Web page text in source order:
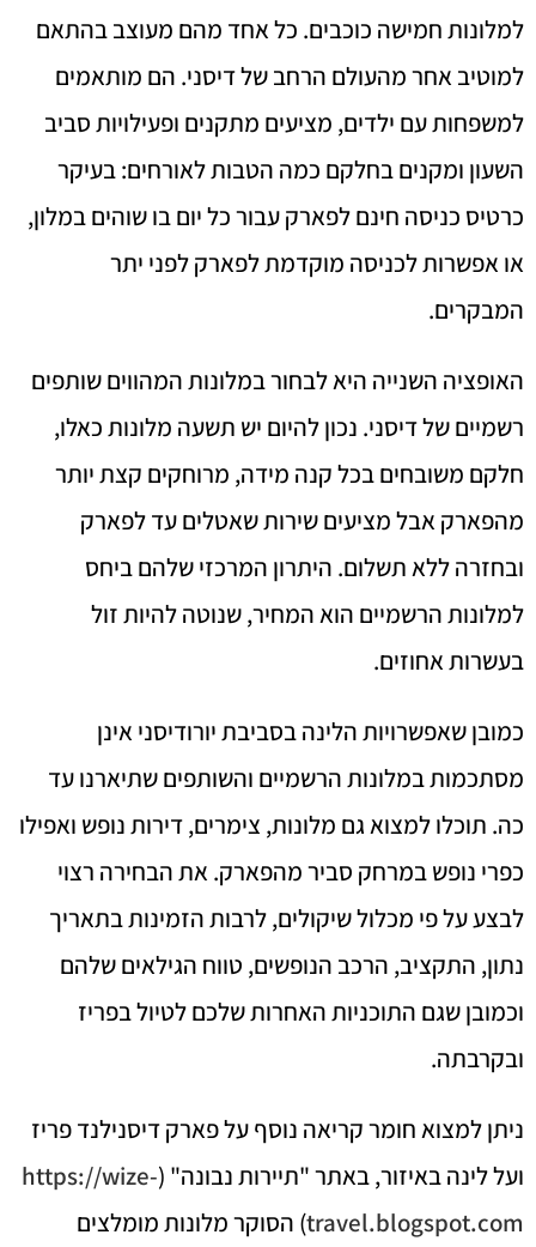
למלונות חמישה כוכבים. כל אחד מהם מעוצב בהתאם
למוטיב אחר מהעולם הרחב של דיסני. הם מותאמים
למשפחות עם ילדים, מציעים מתקנים ופעילויות סביב
השעון ומקנים בחלקם כמה הטבות לאורחים: בעיקר
כרטיס כניסה חינם לפארק עבור כל יום בו שוהים במלון,
או אפשרות לכניסה מוקדמת לפארק לפני יתר
המבקרים.
האופציה השנייה היא לבחור במלונות המהווים שותפים
רשמיים של דיסני. נכון להיום יש תשעה מלונות כאלו,
חלקם משובחים בכל קנה מידה, מרוחקים קצת יותר
מהפארק אבל מציעים שירות שאטלים עד לפארק
ובחזרה ללא תשלום. היתרון המרכזי שלהם ביחס
למלונות הרשמיים הוא המחיר, שנוטה להיות זול
בעשרות אחוזים.
כמובן שאפשרויות הלינה בסביבת יורודיסני אינן
מסתכמות במלונות הרשמיים והשותפים שתיארנו עד
כה. תוכלו למצוא גם מלונות, צימרים, דירות נופש ואפילו
כפרי נופש במרחק סביר מהפארק. את הבחירה רצוי
לבצע על פי מכלול שיקולים, לרבות הזמינות בתאריך
נתון, התקציב, הרכב הנופשים, טווח הגילאים שלהם
וכמובן שגם התוכניות האחרות שלכם לטיול בפריז
ובקרבתה.
ניתן למצוא חומר קריאה נוסף על פארק דיסנילנד פריז
ועל לינה באיזור, באתר "תיירות נבונה" (https://wize-
travel.blogspot.com) הסוקר מלונות מומלצים